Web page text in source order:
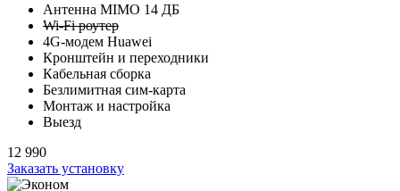
Антенна MIMO 14 ДБ
Wi-Fi роутер
4G-модем Huawei
Кронштейн и переходники
Кабельная сборка
Безлимитная сим-карта
Монтаж и настройка
Выезд
12 990
Заказать установку